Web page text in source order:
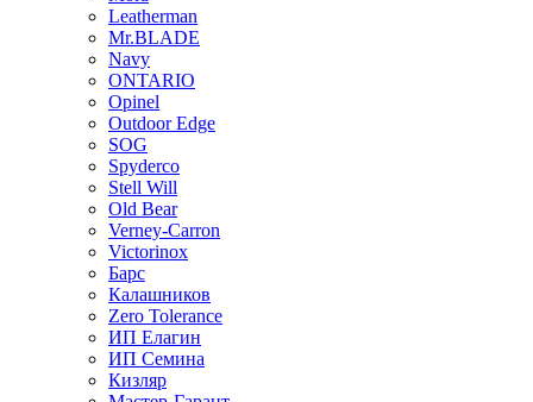
Leatherman
Mr.BLADE
Navy
ONTARIO
Opinel
Outdoor Edge
SOG
Spyderco
Stell Will
Old Bear
Verney-Carron
Victorinox
Барс
Калашников
Zero Tolerance
ИП Елагин
ИП Семина
Кизляр